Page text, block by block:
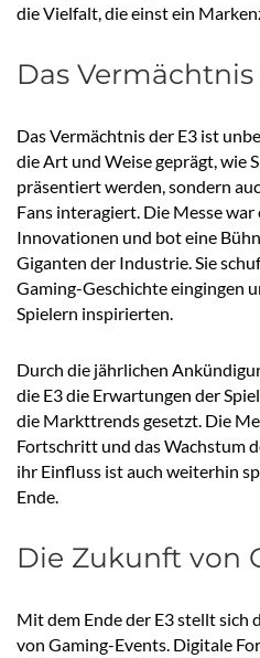
die Vielfalt, die einst ein
Das Vermächtnis
Das Vermächtnis der E3 ist
die Art und Weise geprägt, wie
präsentiert werden, sondern
Fans interagiert. Die Messe
Innovationen und bot eine
Giganten der Industrie. Sie
Gaming-Geschichte eingingen
Spielern inspirierten.
Durch die jährlichen
die E3 die Erwartungen der
die Markttrends gesetzt. Die
Fortschritt und das Wachstum
ihr Einfluss ist auch weiterhin
Ende.
Die Zukunft von
Mit dem Ende der E3 stellt sich
von Gaming-Events. Digitale